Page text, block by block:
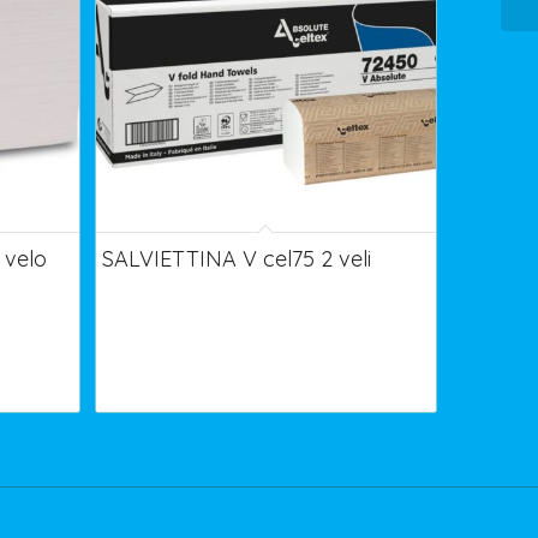
velo SALVIETTINA V cel75 2 veli